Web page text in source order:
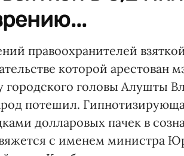
правоохранителей
которой арестован
городского головы Алушты
потешил.
долларовых пачек в
с именем министра